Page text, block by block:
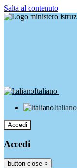
Salta al contenuto
Italiano
Italiano
Accedi
Accedi
button close ×